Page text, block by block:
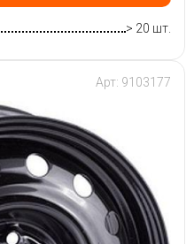
> 20 шт.
Арт: 9103177